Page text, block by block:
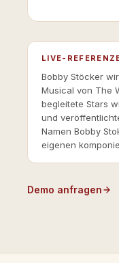
LIVE-
Bobby Stöcker
Musical von The
begleitete Stars
und
Namen Bobby
eigenen
Demo anfragen